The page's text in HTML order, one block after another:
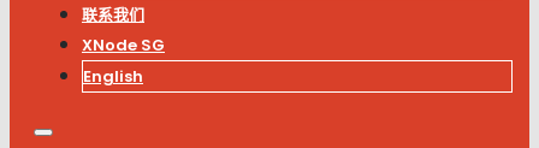
联系我们
XNode SG
English